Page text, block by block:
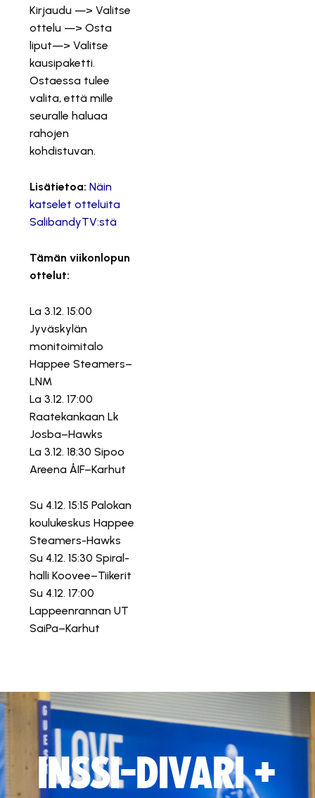
Kirjaudu —> Valitse
ottelu —> Osta
liput—> Valitse
kausipaketti.
Ostaessa tulee
valita, että mille
seuralle haluaa
rahojen
kohdistuvan.
Lisätietoa: Näin
katselet otteluita
SalibandyTV:stä
Tämän viikonlopun
ottelut:
La 3.12. 15:00
Jyväskylän
monitoimitalo
Happee Steamers–
LNM
La 3.12. 17:00
Raatekankaan Lk
Josba–Hawks
La 3.12. 18:30 Sipoo
Areena ÅIF–Karhut
Su 4.12. 15:15 Palokan
koulukeskus Happee
Steamers-Hawks
Su 4.12. 15:30 Spiral-
halli Koovee–Tiikerit
Su 4.12. 17:00
Lappeenrannan UT
SaiPa–Karhut
INSSI-DIVARI +